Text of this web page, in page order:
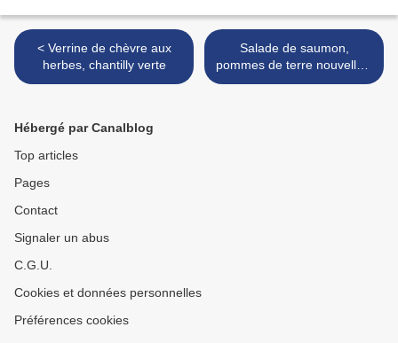
< Verrine de chèvre aux
herbes, chantilly verte
Salade de saumon,
pommes de terre nouvelles,
sauce au concombre et à
Hébergé par Canalblog
Top articles
Pages
Contact
Signaler un abus
C.G.U.
Cookies et données personnelles
Préférences cookies